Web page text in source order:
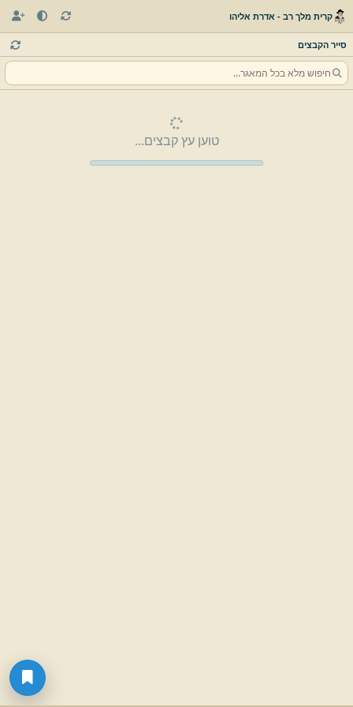
קרית מלך רב - אדרת אליהו
סייר הקבצים
טוען עץ קבצים...